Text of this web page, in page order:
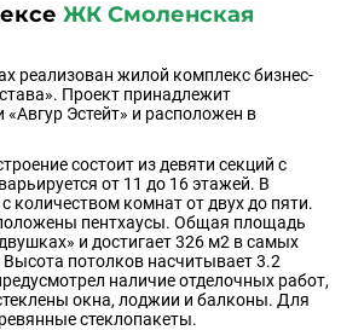
ЖК Смоленская
реализован жилой комплекс бизнес-
Проект принадлежит
Эстейт» и расположен в
состоит из девяти секций с
от 11 до 16 этажей. В
количеством комнат от двух до пяти.
пентхаусы. Общая площадь
и достигает 326 м2 в самых
потолков насчитывает 3.2
наличие отделочных работ,
окна, лоджии и балконы. Для
стеклопакеты.